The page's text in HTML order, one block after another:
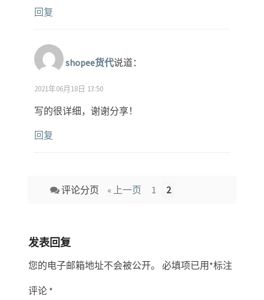
回复
shopee货代说道：
2021年06月18日 13:50
写的很详细，谢谢分享！
回复
Comment
navigation
评论分页 « 上一页 1 2
发表回复
您的电子邮箱地址不会被公开。 必填项已用*标注
评论 *